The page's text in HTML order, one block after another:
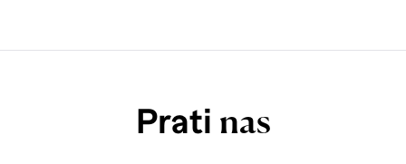
Prati nas